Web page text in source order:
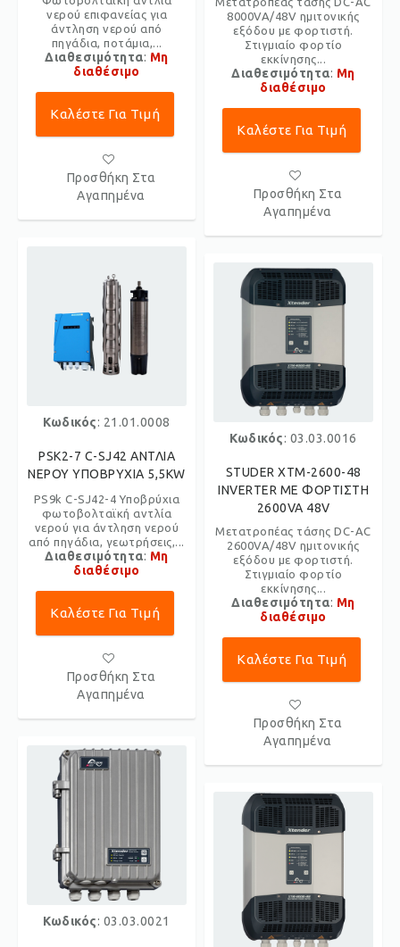
νερού επιφανείας για
άντληση νερού από
πηγάδια, ποτάμια,...
Διαθεσιμότητα: Μη
διαθέσιμο
Καλέστε Για Τιμή
Προσθήκη Στα
Αγαπημένα
Κωδικός: 21.01.0008
PSK2-7 C-SJ42 ΑΝΤΛΙΑ
ΝΕΡΟΥ ΥΠΟΒΡΥΧΙΑ 5,5KW
PS9k C-SJ42-4 Υποβρύχια
φωτοβολταϊκή αντλία
νερού για άντληση νερού
από πηγάδια, γεωτρήσεις,...
Διαθεσιμότητα: Μη
διαθέσιμο
Καλέστε Για Τιμή
Προσθήκη Στα
Αγαπημένα
Κωδικός: 03.03.0021
8000VA/48V ημιτονικής
εξόδου με φορτιστή.
Στιγμιαίο φορτίο
εκκίνησης...
Διαθεσιμότητα: Μη
διαθέσιμο
Καλέστε Για Τιμή
Προσθήκη Στα
Αγαπημένα
Κωδικός: 03.03.0016
STUDER XTM-2600-48
INVERTER ME ΦΟΡΤΙΣΤΗ
2600VA 48V
Μετατροπέας τάσης DC-AC
2600VA/48V ημιτονικής
εξόδου με φορτιστή.
Στιγμιαίο φορτίο
εκκίνησης...
Διαθεσιμότητα: Μη
διαθέσιμο
Καλέστε Για Τιμή
Προσθήκη Στα
Αγαπημένα